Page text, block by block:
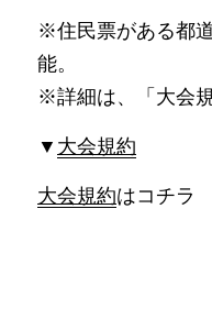
※住民票がある都
能。
※詳細は、「大会
▼ 大会規約
大会規約はコチラ